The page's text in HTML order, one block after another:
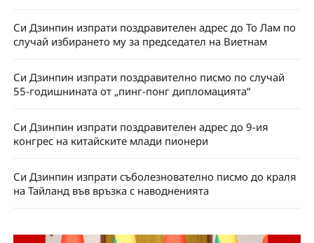
Си Дзинпин изпрати поздравителен адрес до То Лам по
случай избирането му за председател на Виетнам
Си Дзинпин изпрати поздравително писмо по случай
55-годишнината от „пинг-понг дипломацията“
Си Дзинпин изпрати поздравителен адрес до 9-ия
конгрес на китайските млади пионери
Си Дзинпин изпрати съболезнователно писмо до краля
на Тайланд във връзка с наводненията